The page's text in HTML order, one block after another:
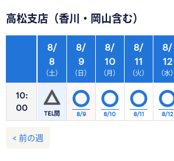
高松支店（香川・岡山含む）
10:
00
8/
8
（土）
8/
9
（日）
8/
10
（月）
8/
11
（火）
8/
12
（水）
TEL問 8/9 8/10 8/11 8/12
< 前の週